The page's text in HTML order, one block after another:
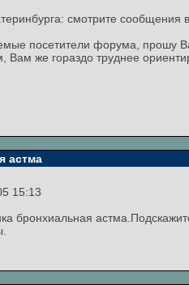
смотрите сообщения
посетители форума, прошу
Вам же гораздо труднее
астма
15:13
бронхиальная